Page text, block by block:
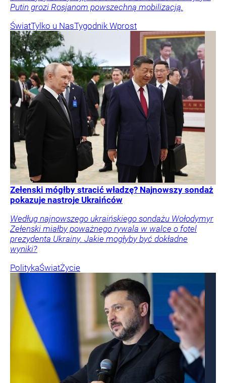
Putin grozi Rosjanom powszechną mobilizacją.
ŚwiatTylko u NasTygodnik Wprost
Zełenski mógłby stracić władzę? Najnowszy sondaż
pokazuje nastroje Ukraińców
Według najnowszego ukraińskiego sondażu Wołodymyr
Zełenski miałby poważnego rywala w walce o fotel
prezydenta Ukrainy. Jakie mogłyby być dokładne
wyniki?
PolitykaŚwiatŻycie